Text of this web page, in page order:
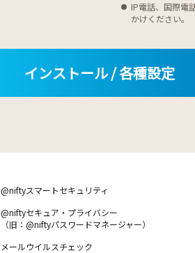
IP電話、国際電
かけください。
インストール / 各種設定
@niftyスマートセキュリティ
@niftyセキュア・プライバシー
（旧：@niftyパスワードマネージャー）
メールウイルスチェック